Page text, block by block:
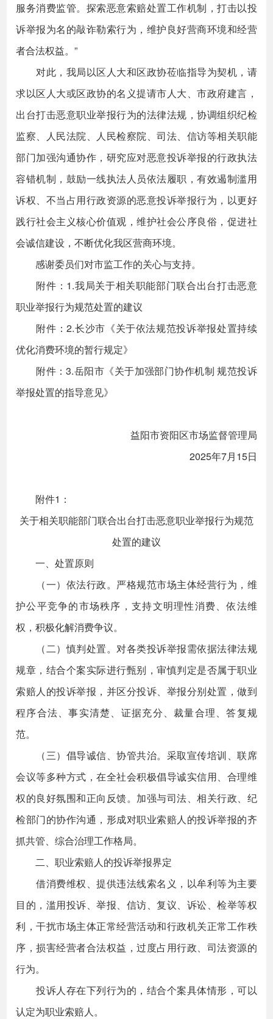
服务消费监管。探索恶意索赔处置工作机制，打击以投
诉举报为名的敲诈勒索行为，维护良好营商环境和经营
者合法权益。”
对此，我局以区人大和区政协莅临指导为契机，请
求以区人大或区政协的名义提请市人大、市政府建言，
出台打击恶意职业举报行为的法律法规，协调组织纪检
监察、人民法院、人民检察院、司法、信访等相关职能
部门加强沟通协作，研究应对恶意投诉举报的行政执法
容错机制，鼓励一线执法人员依法履职，有效遏制滥用
诉权、不当占用行政资源的恶意投诉举报行为，以更好
践行社会主义核心价值观，维护社会公序良俗，促进社
会诚信建设，不断优化我区营商环境。
感谢委员们对市监工作的关心与支持。
附件：1.我局关于相关职能部门联合出台打击恶意
职业举报行为规范处置的建议
附件：2.长沙市《关于依法规范投诉举报处置持续
优化消费环境的暂行规定》
附件：3.岳阳市《关于加强部门协作机制 规范投诉
举报处置的指导意见》
益阳市资阳区市场监督管理局
2025年7月15日
附件1：
关于相关职能部门联合出台打击恶意职业举报行为规范
处置的建议
一、处置原则
（一）依法行政。严格规范市场主体经营行为，维
护公平竞争的市场秩序，支持文明理性消费、依法维
权，积极化解消费争议。
（二）慎判处置。对各类投诉举报需依据法律法规
规章，结合个案实际进行甄别，审慎判定是否属于职业
索赔人的投诉举报，并区分投诉、举报分别处置，做到
程序合法、事实清楚、证据充分、裁量合理、答复规
范。
（三）倡导诚信、协管共治。采取宣传培训、联席
会议等多种方式，在全社会积极倡导诚实信用、合理维
权的良好氛围和正向反馈。加强与司法、相关行政、纪
检部门的协作沟通，形成对职业索赔人的投诉举报的齐
抓共管、综合治理工作格局。
二、职业索赔人的投诉举报界定
借消费维权、提供违法线索名义，以牟利等为主要
目的，滥用投诉、举报、信访、复议、诉讼、检举等权
利，干扰市场主体正常经营活动和行政机关正常工作秩
序，损害经营者合法权益，过度占用行政、司法资源的
行为。
投诉人存在下列行为的，结合个案具体情形，可以
认定为职业索赔人。